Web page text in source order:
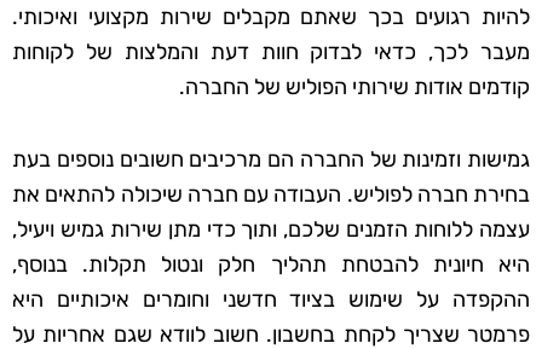
להיות רגועים בכך שאתם מקבלים שירות מקצועי ואיכותי.
מעבר לכך, כדאי לבדוק חוות דעת והמלצות של לקוחות
קודמים אודות שירותי הפוליש של החברה.
גמישות וזמינות של החברה הם מרכיבים חשובים נוספים בעת
בחירת חברה לפוליש. העבודה עם חברה שיכולה להתאים את
עצמה ללוחות הזמנים שלכם, ותוך כדי מתן שירות גמיש ויעיל,
היא חיונית להבטחת תהליך חלק ונטול תקלות. בנוסף,
ההקפדה על שימוש בציוד חדשני וחומרים איכותיים היא
פרמטר שצריך לקחת בחשבון. חשוב לוודא שגם אחריות על